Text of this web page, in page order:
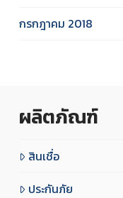
กรกฎาคม 2018
ผลิตภัณฑ์
สินเชื่อ
ประกันภัย